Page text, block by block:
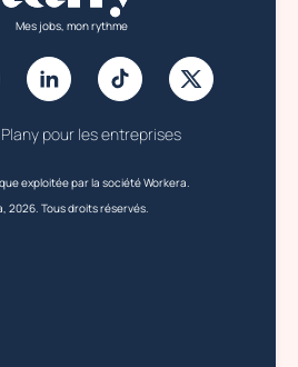
Mes jobs, mon rythme
pour les entreprises
exploitée par la société Workera.
2026. Tous droits réservés.